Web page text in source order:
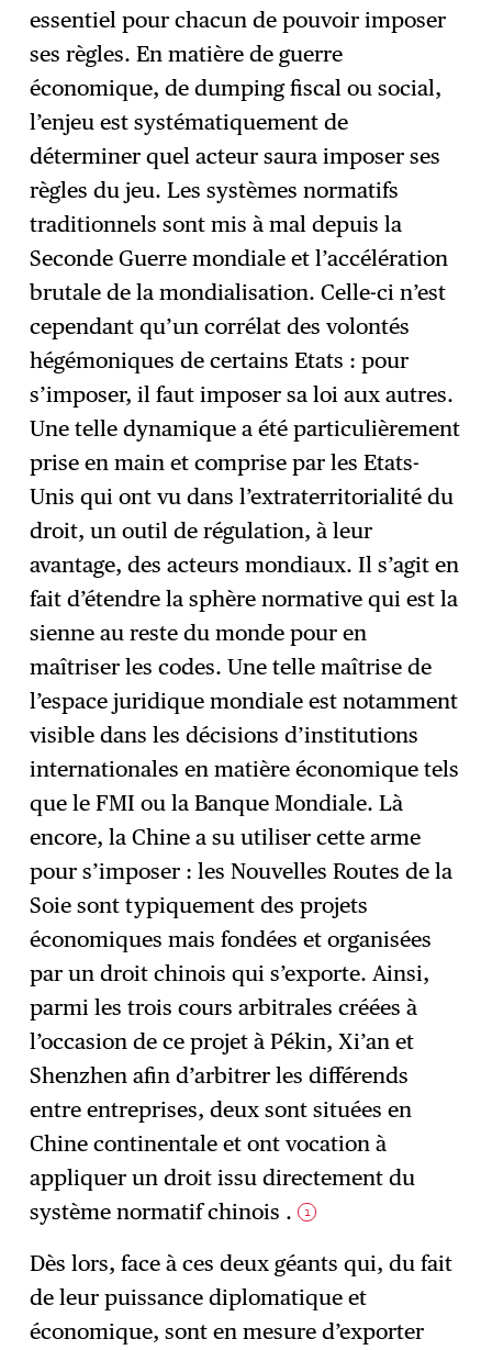
→ S'abonner
essentiel pour chacun de pouvoir imposer
ses règles. En matière de guerre
économique, de dumping fiscal ou social,
l’enjeu est systématiquement de
déterminer quel acteur saura imposer ses
règles du jeu. Les systèmes normatifs
traditionnels sont mis à mal depuis la
Seconde Guerre mondiale et l’accélération
brutale de la mondialisation. Celle-ci n’est
cependant qu’un corrélat des volontés
hégémoniques de certains Etats : pour
s’imposer, il faut imposer sa loi aux autres.
Une telle dynamique a été particulièrement
prise en main et comprise par les Etats-
Unis qui ont vu dans l’extraterritorialité du
droit, un outil de régulation, à leur
avantage, des acteurs mondiaux. Il s’agit en
fait d’étendre la sphère normative qui est la
sienne au reste du monde pour en
maîtriser les codes. Une telle maîtrise de
l’espace juridique mondiale est notamment
visible dans les décisions d’institutions
internationales en matière économique tels
que le FMI ou la Banque Mondiale. Là
encore, la Chine a su utiliser cette arme
pour s’imposer : les Nouvelles Routes de la
Soie sont typiquement des projets
économiques mais fondées et organisées
par un droit chinois qui s’exporte. Ainsi,
parmi les trois cours arbitrales créées à
l’occasion de ce projet à Pékin, Xi’an et
Shenzhen afin d’arbitrer les différends
entre entreprises, deux sont situées en
Chine continentale et ont vocation à
appliquer un droit issu directement du
système normatif chinois . 1
Dès lors, face à ces deux géants qui, du fait
de leur puissance diplomatique et
économique, sont en mesure d’exporter